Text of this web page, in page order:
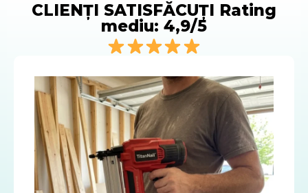
CLIENȚI SATISFĂCUȚI Rating
mediu: 4,9/5